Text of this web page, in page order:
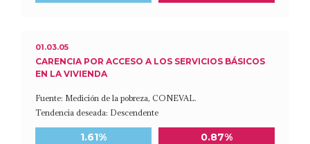
01.03.05
CARENCIA POR ACCESO A LOS SERVICIOS BÁSICOS
EN LA VIVIENDA
Fuente: Medición de la pobreza, CONEVAL.
Tendencia deseada: Descendente
1.61% Meta a 2030
0.87%